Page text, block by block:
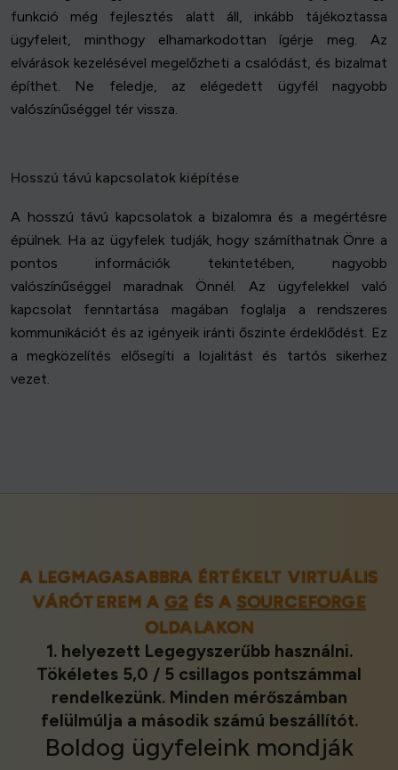
funkció még fejlesztés alatt áll, inkább tájékoztassa
ügyfeleit, minthogy elhamarkodottan ígérje meg. Az
elvárások kezelésével megelőzheti a csalódást, és bizalmat
építhet. Ne feledje, az elégedett ügyfél nagyobb
valószínűséggel tér vissza.
Hosszú távú kapcsolatok kiépítése
A hosszú távú kapcsolatok a bizalomra és a megértésre
épülnek. Ha az ügyfelek tudják, hogy számíthatnak Önre a
pontos információk tekintetében, nagyobb
valószínűséggel maradnak Önnél. Az ügyfelekkel való
kapcsolat fenntartása magában foglalja a rendszeres
kommunikációt és az igényeik iránti őszinte érdeklődést. Ez
a megközelítés elősegíti a lojalitást és tartós sikerhez
vezet.
A LEGMAGASABBRA ÉRTÉKELT VIRTUÁLIS
VÁRÓTEREM A G2 ÉS A SOURCEFORGE
OLDALAKON
1. helyezett Legegyszerűbb használni.
Tökéletes 5,0 / 5 csillagos pontszámmal
rendelkezünk. Minden mérőszámban
felülmúlja a második számú beszállítót.
Boldog ügyfeleink mondják